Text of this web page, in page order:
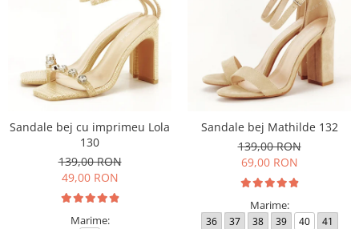
Sandale bej cu imprimeu Lola
130
139,00 RON
49,00 RON
Marime:
Sandale bej Mathilde 132
139,00 RON
69,00 RON
Marime:
36 37 38 39 40 41